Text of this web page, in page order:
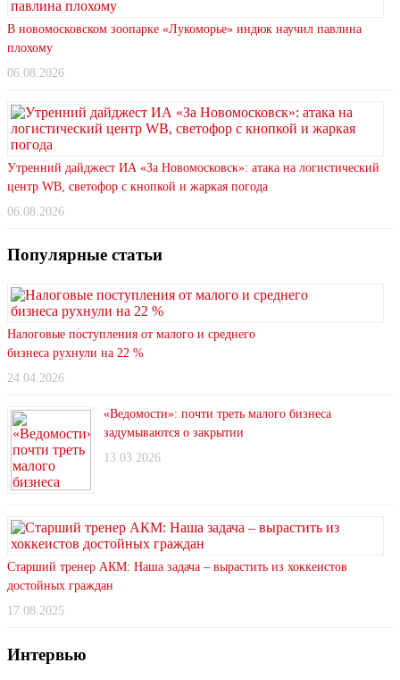
В новомосковском зоопарке «Лукоморье» индюк научил павлина
плохому
06.08.2026
Утренний дайджест ИА «За Новомосковск»: атака на логистический
центр WB, светофор с кнопкой и жаркая погода
06.08.2026
Популярные статьи
Налоговые поступления от малого и среднего
бизнеса рухнули на 22 %
24.04.2026
«Ведомости»: почти треть малого бизнеса
задумываются о закрытии
13.03.2026
Старший тренер АКМ: Наша задача – вырастить из хоккеистов
достойных граждан
17.08.2025
Интервью